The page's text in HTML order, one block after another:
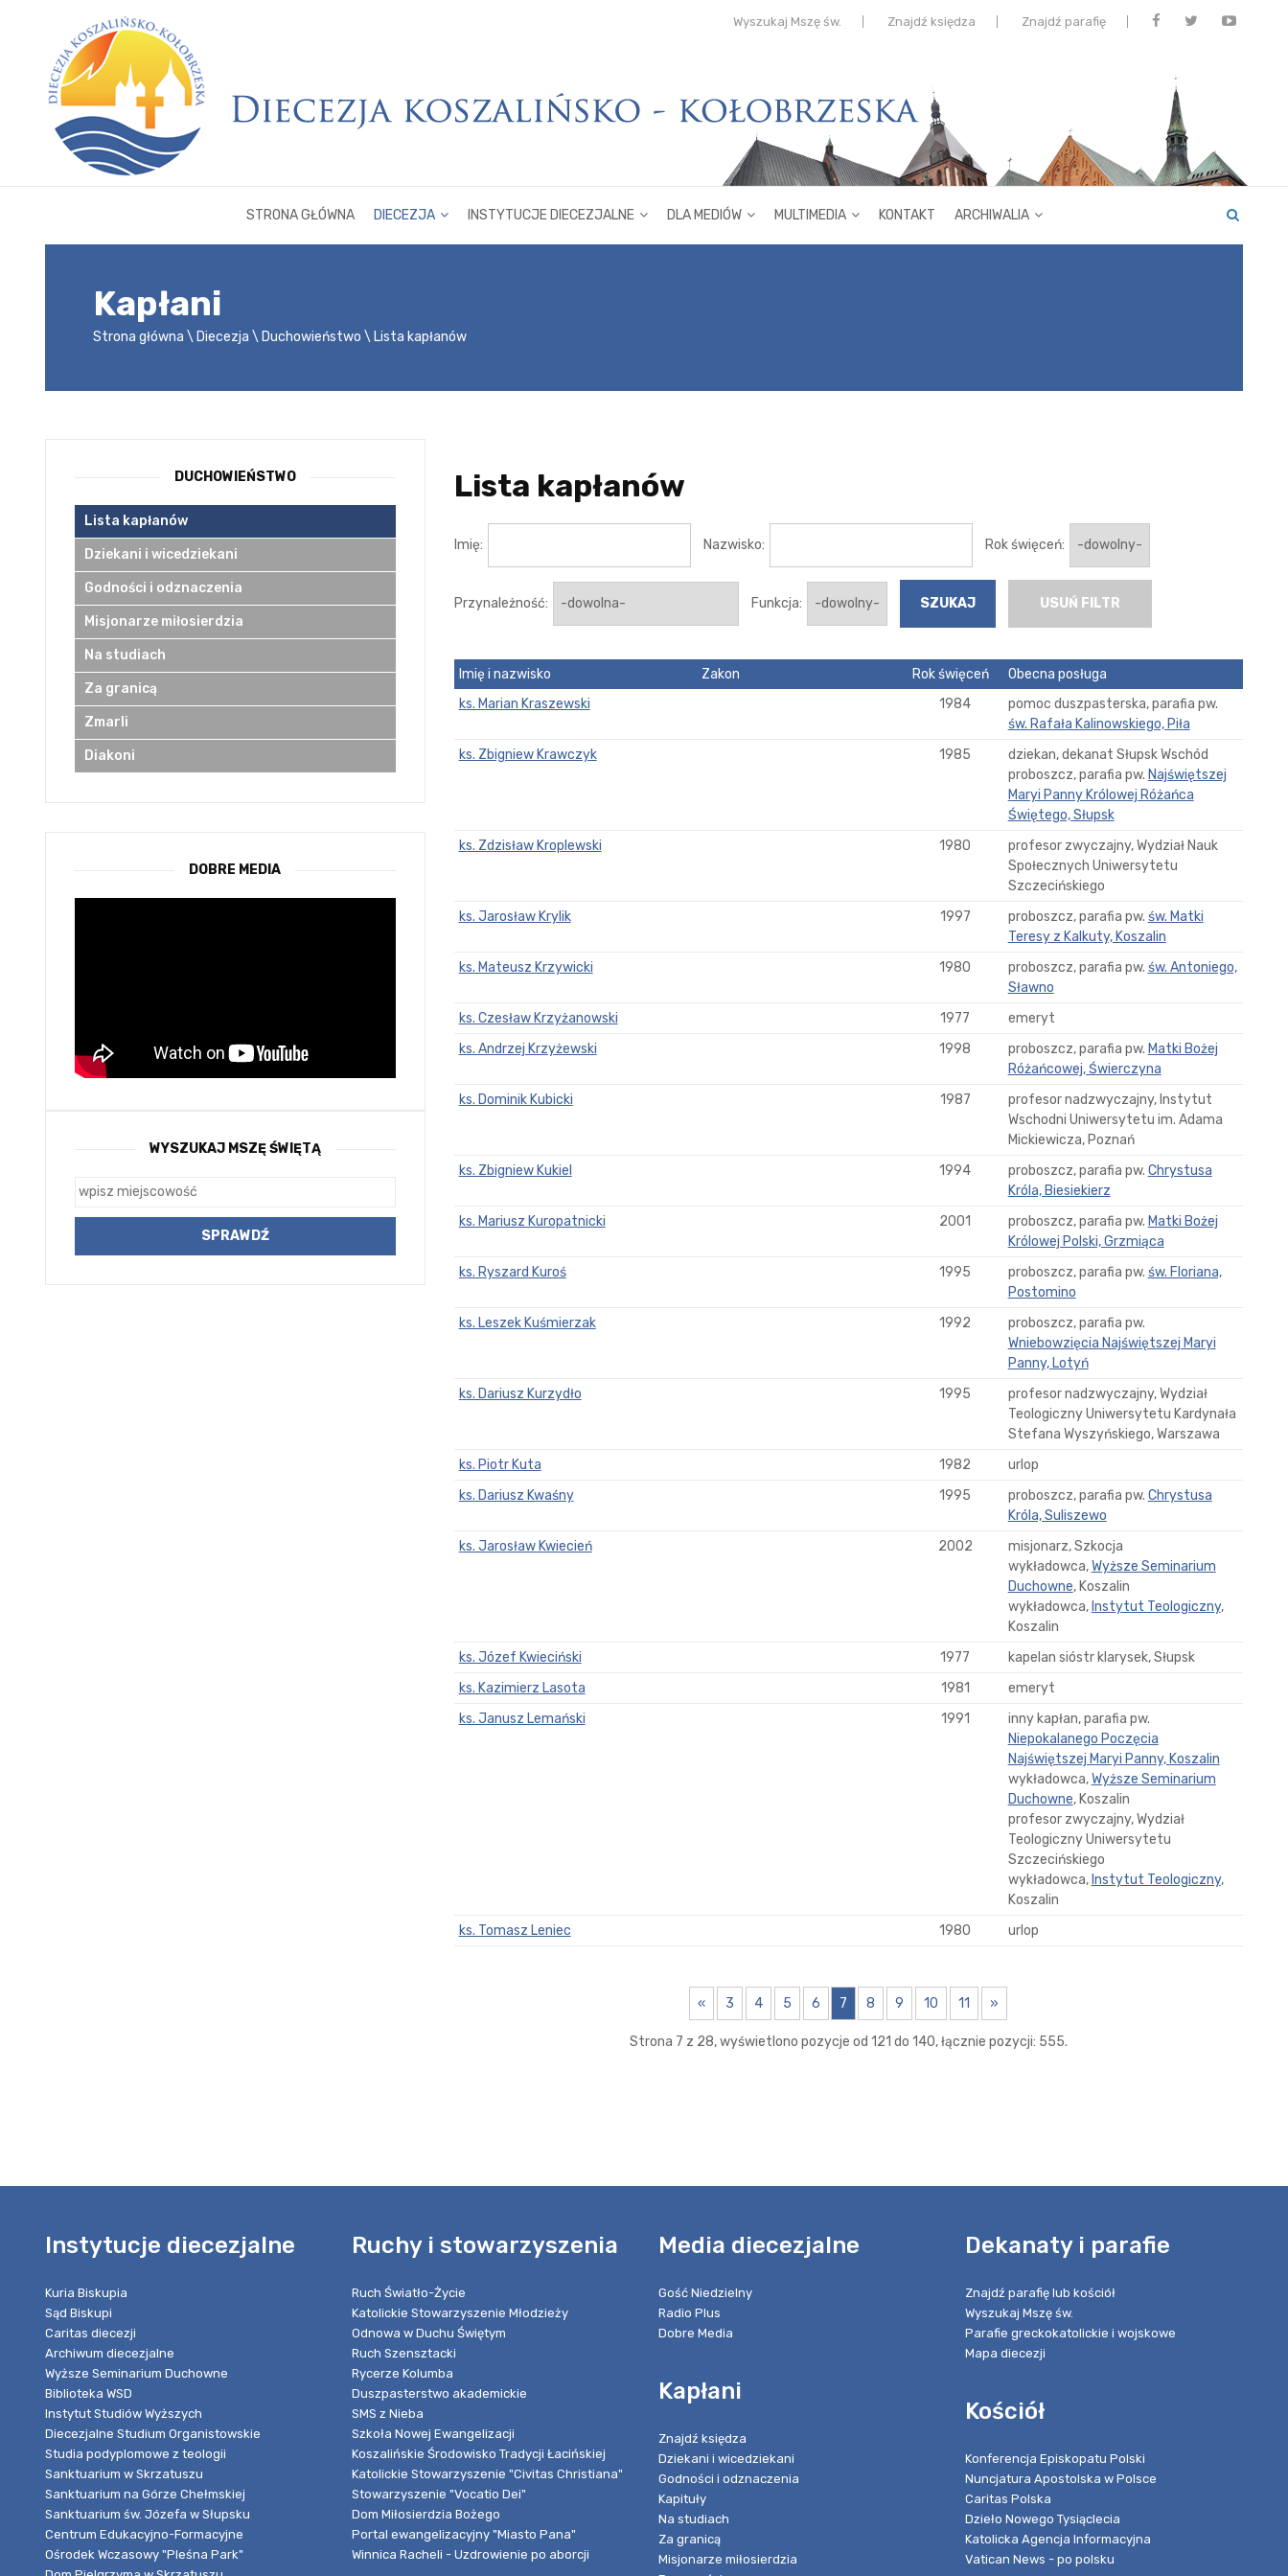
Wyszukaj Mszę św. Znajdź księdza Znajdź parafię
STRONA GŁÓWNA DIECEZJA INSTYTUCJE DIECEZJALNE DLA MEDIÓW MULTIMEDIA KONTAKT ARCHIWALIA
Kapłani
Strona główna Diecezja Duchowieństwo Lista kapłanów
Lista kapłanów
Imię: Nazwisko: Rok święceń:
Przynależność: Funkcja: USUŃ FILTR
Imię i nazwisko Zakon Rok święceń
Obecna posługa
ks. Marian Kraszewski
1984
pomoc duszpasterska, parafia pw.
św. Rafała Kalinowskiego, Piła
ks. Zbigniew Krawczyk
1985
dziekan, dekanat Słupsk Wschód
proboszcz, parafia pw. Najświętszej
Maryi Panny Królowej Różańca
Świętego, Słupsk
ks. Zdzisław Kroplewski
1980
profesor zwyczajny, Wydział Nauk
Społecznych Uniwersytetu
Szczecińskiego
ks. Jarosław Krylik
1997 proboszcz, parafia pw. św. Matki
Teresy z Kalkuty, Koszalin
ks. Mateusz Krzywicki
1980 proboszcz, parafia pw. św. Antoniego,
Sławno
ks. Czesław Krzyżanowski
1977
emeryt
ks. Andrzej Krzyżewski
1998 proboszcz, parafia pw. Matki Bożej
Różańcowej, Świerczyna
ks. Dominik Kubicki
1987
profesor nadzwyczajny, Instytut
Wschodni Uniwersytetu im. Adama
Mickiewicza, Poznań
ks. Zbigniew Kukiel
1994 proboszcz, parafia pw. Chrystusa
Króla, Biesiekierz
ks. Mariusz Kuropatnicki
2001 proboszcz, parafia pw. Matki Bożej
Królowej Polski, Grzmiąca
ks. Ryszard Kuroś
1995 proboszcz, parafia pw. św. Floriana,
Postomino
ks. Leszek Kuśmierzak
1992
proboszcz, parafia pw.
Wniebowzięcia Najświętszej Maryi
Panny, Lotyń
ks. Dariusz Kurzydło
1995
profesor nadzwyczajny, Wydział
Teologiczny Uniwersytetu Kardynała
Stefana Wyszyńskiego, Warszawa
ks. Piotr Kuta
1982
urlop
ks. Dariusz Kwaśny
1995 proboszcz, parafia pw. Chrystusa
Króla, Suliszewo
ks. Jarosław Kwiecień
2002
misjonarz, Szkocja
wykładowca,Wyższe Seminarium
Duchowne, Koszalin
wykładowca, Instytut Teologiczny,
Koszalin
ks. Józef Kwieciński
1977
kapelan sióstr klarysek, Słupsk
ks. Kazimierz Lasota
1981
emeryt
ks. Janusz Lemański
1991
inny kapłan, parafia pw.
Niepokalanego Poczęcia
Najświętszej Maryi Panny, Koszalin
wykładowca,Wyższe Seminarium
Duchowne, Koszalin
profesor zwyczajny, Wydział
Teologiczny Uniwersytetu
Szczecińskiego
wykładowca, Instytut Teologiczny,
Koszalin
ks. Tomasz Leniec
1980 urlop
« 3 4 5 6 7 8 9 10 11 »
Strona 7 z 28, wyświetlono pozycje od 121 do 140, łącznie pozycji: 555.
DUCHOWIEŃSTWO
Lista kapłanów
Dziekani i wicedziekani
Godności i odznaczenia
Misjonarze miłosierdzia
Na studiach
Za granicą
Zmarli
Diakoni
DOBRE MEDIA
WYSZUKAJ MSZĘ ŚWIĘTĄ
Instytucje diecezjalne
Kuria Biskupia
Sąd Biskupi
Caritas diecezji
Archiwum diecezjalne
Wyższe Seminarium Duchowne
Biblioteka WSD
Instytut Studiów Wyższych
Diecezjalne Studium Organistowskie
Studia podyplomowe z teologii
Sanktuarium w Skrzatuszu
Sanktuarium na Górze Chełmskiej
Sanktuarium św. Józefa w Słupsku
Centrum Edukacyjno-Formacyjne
Ośrodek Wczasowy "Pleśna Park"
Ruchy i stowarzyszenia
Ruch Światło-Życie
Katolickie Stowarzyszenie Młodzieży
Odnowa w Duchu Świętym
Ruch Szensztacki
Rycerze Kolumba
Duszpasterstwo akademickie
SMS z Nieba
Szkoła Nowej Ewangelizacji
Koszalińskie Środowisko Tradycji Łacińskiej
Katolickie Stowarzyszenie "Civitas Christiana"
Stowarzyszenie "Vocatio Dei"
Dom Miłosierdzia Bożego
Portal ewangelizacyjny "Miasto Pana"
Winnica Racheli - Uzdrowienie po aborcji
Media diecezjalne
Gość Niedzielny
Radio Plus
Dobre Media
Kapłani
Znajdź księdza
Dziekani i wicedziekani
Godności i odznaczenia
Kapituły
Na studiach
Za granicą
Misjonarze miłosierdzia
Dekanaty i parafie
Znajdź parafię lub kościół
Wyszukaj Mszę św.
Parafie greckokatolickie i wojskowe
Mapa diecezji
Kościół
Konferencja Episkopatu Polski
Nuncjatura Apostolska w Polsce
Caritas Polska
Dzieło Nowego Tysiąclecia
Katolicka Agencja Informacyjna
Vatican News - po polsku